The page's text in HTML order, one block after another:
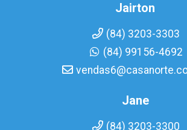
Jairton
(84) 3203-3303
(84) 99156-4692
Jane
(84) 3203-3300